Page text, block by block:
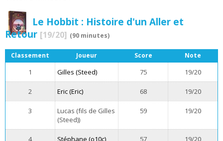
Le Hobbit : Histoire d'un Aller et
Retour [19/20] (90 minutes)
Classement Joueur Score Note
1 Gilles (Steed) 75 19/20
2 Eric (Eric) 68 19/20
3
Lucas (fils de Gilles
(Steed))
59 19/20